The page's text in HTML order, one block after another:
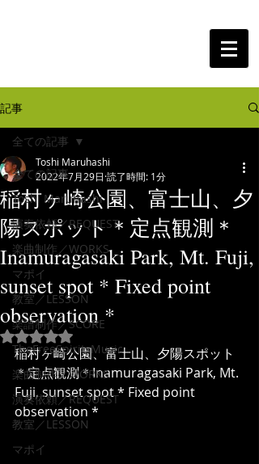
記事
全ての記事
Toshi Maruhashi
演奏依頼／REQUEST
楽曲制作／WORKS
マポイ
教室／LESSON
楽譜制作／SCORE
TheFreeSpiritsMusic
楽曲制作／WORKS
演奏依頼／REQUEST
教室／LESSON
マポイ
全ての記事
稲村ヶ崎公園、富士山、夕
陽スポット＊定点観測＊
Inamuragasaki Park, Mt. Fuji,
sunset spot * Fixed point
observation *
Toshi Maruhashi
2022年7月29日 読了時間: 1分
5つ星のうちNaNと評価されています。
稲村ヶ崎公園、富士山、夕陽スポット
＊定点観測＊Inamuragasaki Park, Mt.
Fuji, sunset spot * Fixed point
observation *